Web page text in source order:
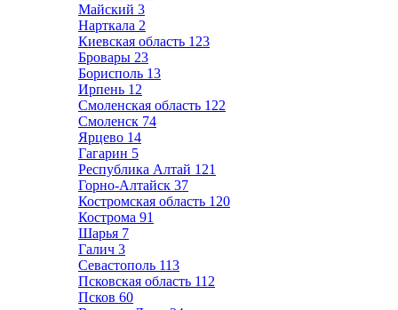
Майский 3
Нарткала 2
Киевская область 123
Бровары 23
Борисполь 13
Ирпень 12
Смоленская область 122
Смоленск 74
Ярцево 14
Гагарин 5
Республика Алтай 121
Горно-Алтайск 37
Костромская область 120
Кострома 91
Шарья 7
Галич 3
Севастополь 113
Псковская область 112
Псков 60